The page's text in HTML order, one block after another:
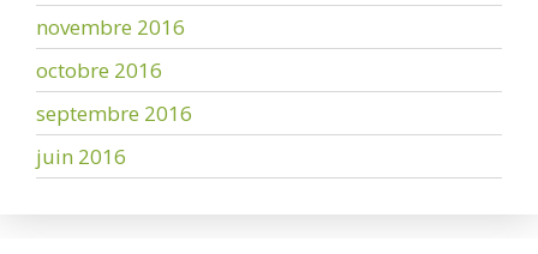
novembre 2016
octobre 2016
septembre 2016
juin 2016